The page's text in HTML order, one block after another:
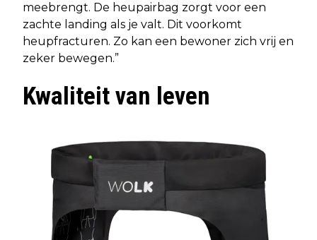
meebrengt. De heupairbag zorgt voor een
zachte landing als je valt. Dit voorkomt
heupfracturen. Zo kan een bewoner zich vrij en
zeker bewegen.”
Kwaliteit van leven